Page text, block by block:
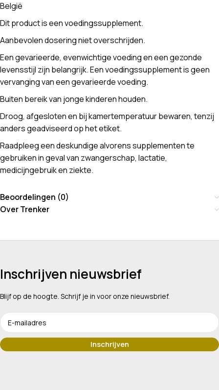
België
Dit product is een voedingssupplement.
Aanbevolen dosering niet overschrijden.
Een gevarieerde, evenwichtige voeding en een gezonde
levensstijl zijn belangrijk. Een voedingssupplement is geen
vervanging van een gevarieerde voeding.
Buiten bereik van jonge kinderen houden.
Droog, afgesloten en bij kamertemperatuur bewaren, tenzij
anders geadviseerd op het etiket.
Raadpleeg een deskundige alvorens supplementen te
gebruiken in geval van zwangerschap, lactatie,
medicijngebruik en ziekte.
Beoordelingen (0)
Over Trenker
Inschrijven nieuwsbrief
Blijf op de hoogte. Schrijf je in voor onze nieuwsbrief.